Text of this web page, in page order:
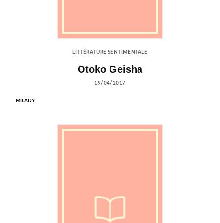
LITTÉRATURE SENTIMENTALE
Otoko Geisha
19/04/2017
MILADY